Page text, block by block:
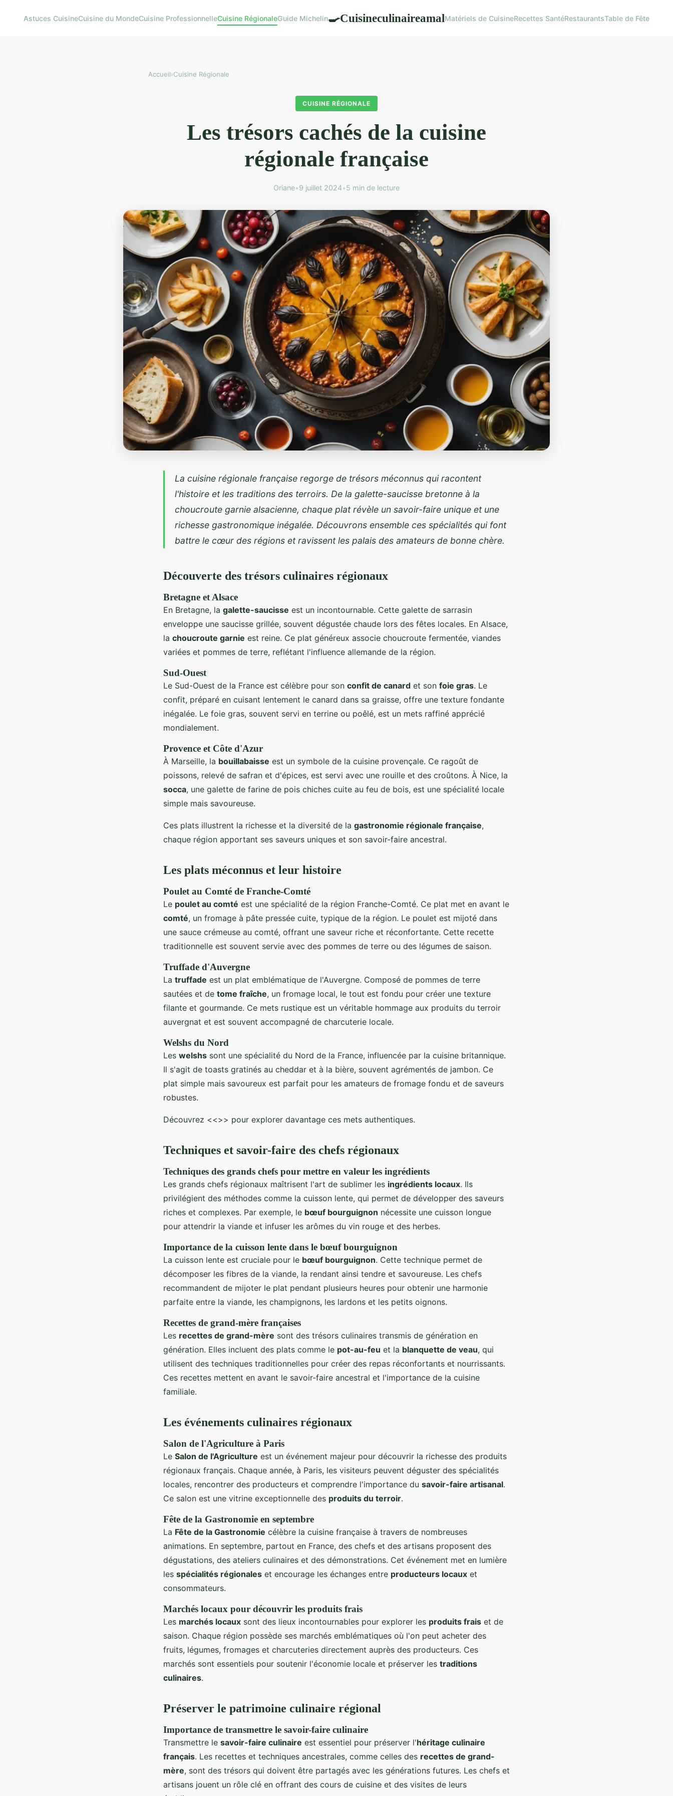
Astuces CuisineCuisine du MondeCuisine ProfessionnelleCuisine RégionaleGuide Michelin🍳CuisineculinaireamalMatériels de CuisineRecettes SantéRestaurantsTable de Fête
Accueil›Cuisine Régionale
CUISINE RÉGIONALE
Les trésors cachés de la cuisine
régionale française
Oriane•9 juillet 2024•5 min de lecture
La cuisine régionale française regorge de trésors méconnus qui racontent
l'histoire et les traditions des terroirs. De la galette-saucisse bretonne à la
choucroute garnie alsacienne, chaque plat révèle un savoir-faire unique et une
richesse gastronomique inégalée. Découvrons ensemble ces spécialités qui font
battre le cœur des régions et ravissent les palais des amateurs de bonne chère.
Découverte des trésors culinaires régionaux
Bretagne et Alsace
En Bretagne, la galette-saucisse est un incontournable. Cette galette de sarrasin
enveloppe une saucisse grillée, souvent dégustée chaude lors des fêtes locales. En Alsace,
la choucroute garnie est reine. Ce plat généreux associe choucroute fermentée, viandes
variées et pommes de terre, reflétant l'influence allemande de la région.
Sud-Ouest
Le Sud-Ouest de la France est célèbre pour son confit de canard et son foie gras. Le
confit, préparé en cuisant lentement le canard dans sa graisse, offre une texture fondante
inégalée. Le foie gras, souvent servi en terrine ou poêlé, est un mets raffiné apprécié
mondialement.
Provence et Côte d'Azur
À Marseille, la bouillabaisse est un symbole de la cuisine provençale. Ce ragoût de
poissons, relevé de safran et d'épices, est servi avec une rouille et des croûtons. À Nice, la
socca, une galette de farine de pois chiches cuite au feu de bois, est une spécialité locale
simple mais savoureuse.
Ces plats illustrent la richesse et la diversité de la gastronomie régionale française,
chaque région apportant ses saveurs uniques et son savoir-faire ancestral.
Les plats méconnus et leur histoire
Poulet au Comté de Franche-Comté
Le poulet au comté est une spécialité de la région Franche-Comté. Ce plat met en avant le
comté, un fromage à pâte pressée cuite, typique de la région. Le poulet est mijoté dans
une sauce crémeuse au comté, offrant une saveur riche et réconfortante. Cette recette
traditionnelle est souvent servie avec des pommes de terre ou des légumes de saison.
Truffade d'Auvergne
La truffade est un plat emblématique de l'Auvergne. Composé de pommes de terre
sautées et de tome fraîche, un fromage local, le tout est fondu pour créer une texture
filante et gourmande. Ce mets rustique est un véritable hommage aux produits du terroir
auvergnat et est souvent accompagné de charcuterie locale.
Welshs du Nord
Les welshs sont une spécialité du Nord de la France, influencée par la cuisine britannique.
Il s'agit de toasts gratinés au cheddar et à la bière, souvent agrémentés de jambon. Ce
plat simple mais savoureux est parfait pour les amateurs de fromage fondu et de saveurs
robustes.
Découvrez <<>> pour explorer davantage ces mets authentiques.
Techniques et savoir-faire des chefs régionaux
Techniques des grands chefs pour mettre en valeur les ingrédients
Les grands chefs régionaux maîtrisent l'art de sublimer les ingrédients locaux. Ils
privilégient des méthodes comme la cuisson lente, qui permet de développer des saveurs
riches et complexes. Par exemple, le bœuf bourguignon nécessite une cuisson longue
pour attendrir la viande et infuser les arômes du vin rouge et des herbes.
Importance de la cuisson lente dans le bœuf bourguignon
La cuisson lente est cruciale pour le bœuf bourguignon. Cette technique permet de
décomposer les fibres de la viande, la rendant ainsi tendre et savoureuse. Les chefs
recommandent de mijoter le plat pendant plusieurs heures pour obtenir une harmonie
parfaite entre la viande, les champignons, les lardons et les petits oignons.
Recettes de grand-mère françaises
Les recettes de grand-mère sont des trésors culinaires transmis de génération en
génération. Elles incluent des plats comme le pot-au-feu et la blanquette de veau, qui
utilisent des techniques traditionnelles pour créer des repas réconfortants et nourrissants.
Ces recettes mettent en avant le savoir-faire ancestral et l'importance de la cuisine
familiale.
Les événements culinaires régionaux
Salon de l'Agriculture à Paris
Le Salon de l'Agriculture est un événement majeur pour découvrir la richesse des produits
régionaux français. Chaque année, à Paris, les visiteurs peuvent déguster des spécialités
locales, rencontrer des producteurs et comprendre l'importance du savoir-faire artisanal.
Ce salon est une vitrine exceptionnelle des produits du terroir.
Fête de la Gastronomie en septembre
La Fête de la Gastronomie célèbre la cuisine française à travers de nombreuses
animations. En septembre, partout en France, des chefs et des artisans proposent des
dégustations, des ateliers culinaires et des démonstrations. Cet événement met en lumière
les spécialités régionales et encourage les échanges entre producteurs locaux et
consommateurs.
Marchés locaux pour découvrir les produits frais
Les marchés locaux sont des lieux incontournables pour explorer les produits frais et de
saison. Chaque région possède ses marchés emblématiques où l'on peut acheter des
fruits, légumes, fromages et charcuteries directement auprès des producteurs. Ces
marchés sont essentiels pour soutenir l'économie locale et préserver les traditions
culinaires.
Préserver le patrimoine culinaire régional
Importance de transmettre le savoir-faire culinaire
Transmettre le savoir-faire culinaire est essentiel pour préserver l'héritage culinaire
français. Les recettes et techniques ancestrales, comme celles des recettes de grand-
mère, sont des trésors qui doivent être partagés avec les générations futures. Les chefs et
artisans jouent un rôle clé en offrant des cours de cuisine et des visites de leurs